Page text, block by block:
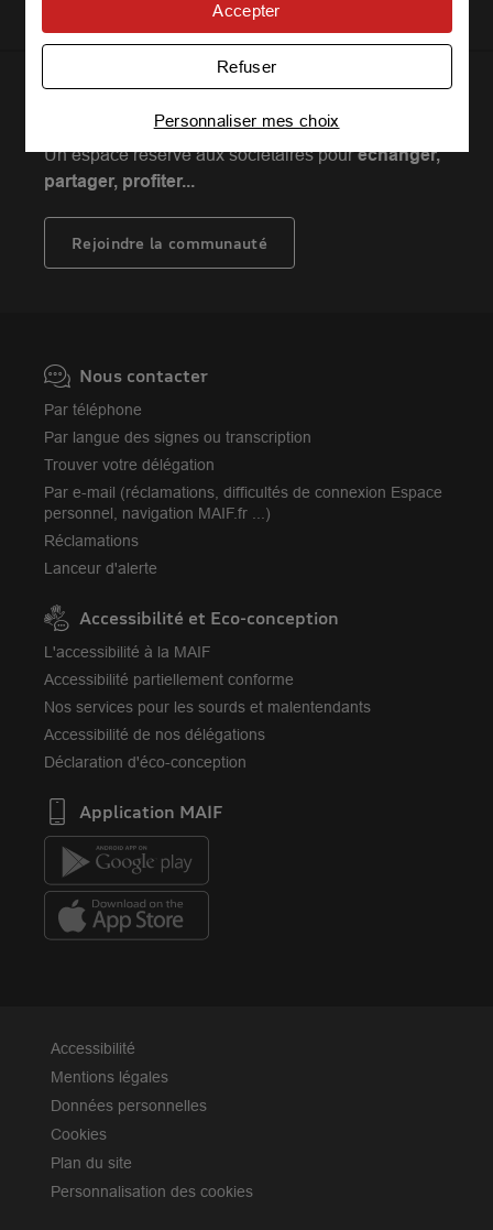
MAIF MAG
MAIF Social Club
Adhérer à la MAIF
MAIF Impact
Crédit auto
Assurance habitation jeunes
Assurance emprunteur
Assurance décès
Assurance vie
Plan d'épargne retraite (PER)
Conseils de prévention
Achat immobilier
Nos partenaires services
CommunautéMAIF
Un espace réservé aux sociétaires pouréchanger,
partager, profiter...
Rejoindre la communauté
Nous contacter
Par téléphone
Par langue des signes ou transcription
Trouver votre délégation
Par e-mail (réclamations, difficultés de connexion Espace
personnel, navigation MAIF.fr ...)
Réclamations
Lanceur d'alerte
Accessibilité et Eco-conception
L'accessibilité à la MAIF
Accessibilité partiellement conforme
Nos services pour les sourds et malentendants
Accessibilité de nos délégations
Déclaration d'éco-conception
Application MAIF
Accessibilité
Mentions légales
Données personnelles
Cookies
Plan du site
Personnalisation des cookies
et personnaliser nos offres
Univers publicitaire: nous utilisons avec nos
partenaires des cookies pour afficher des
publicités personnalisées
Connaître notre politique cookies et la liste de nos
partenaires
Personnaliser mes choix
Refuser
Accepter